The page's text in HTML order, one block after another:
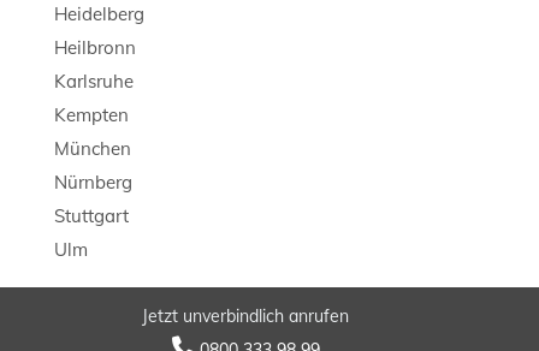
Jetzt unverbindlich anrufen
Heidelberg
Heilbronn
Karlsruhe
Kempten
München
Nürnberg
Stuttgart
Ulm
© 2026 LB Detektei